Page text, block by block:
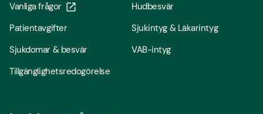
Vanliga frågor
Patientavgifter
Sjukdomar & besvär
Tillgänglighetsredogörelse
Hudbesvär
Sjukintyg & Läkarintyg
VAB-intyg